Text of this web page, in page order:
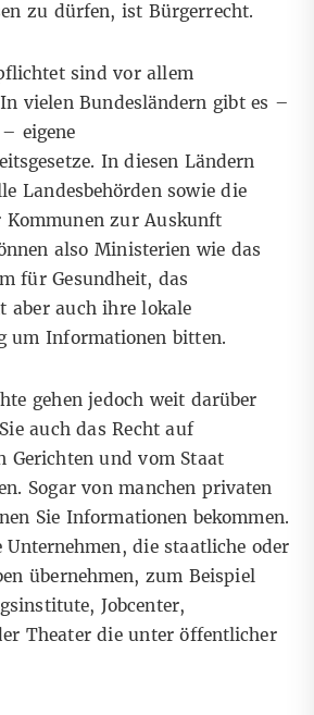
zu dürfen, ist Bürgerrecht.
sind vor allem
vielen Bundesländern gibt es –
eigene
In diesen Ländern
Landesbehörden sowie die
Kommunen zur Auskunft
also Ministerien wie das
für Gesundheit, das
aber auch ihre lokale
um Informationen bitten.
gehen jedoch weit darüber
auch das Recht auf
Gerichten und vom Staat
Sogar von manchen privaten
Sie Informationen bekommen.
Unternehmen, die staatliche oder
übernehmen, zum Beispiel
Jobcenter,
Theater die unter öffentlicher